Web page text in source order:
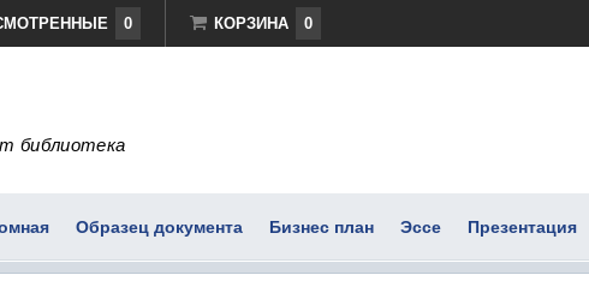
0 КОРЗИНА 0
библиотека
Образец документа Бизнес план Эссе Презентация